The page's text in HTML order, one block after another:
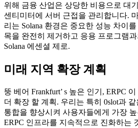
위해 금융 산업은 상당한 비용으로 대
센티미터에 서버 근접을 관리합니다.
리는 Solana 환경은 중요한 성능 차이
목을 완전히 제거하고 응용 프로그램과
Solana 에센셜 제로.
미래 지역 확장 계획
뚱 베어 Frankfurt’ s 높은 인기, ERPC
더 확장 할 계획. 우리는 특히 0slot과
통합을 향상시켜 사용자들에게 가장
ERPC 인프라를 지속적으로 진화하는